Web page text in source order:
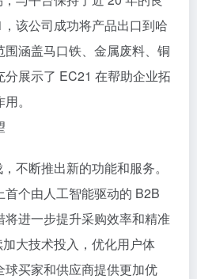
该公司成功将产品出口到哈
涵盖马口铁、金属废料、铜
展示了 EC21 在帮助企业拓
。
不断推出新的功能和服务。
个由人工智能驱动的 B2B
进一步提升采购效率和精准
大技术投入，优化用户体
买家和供应商提供更加优